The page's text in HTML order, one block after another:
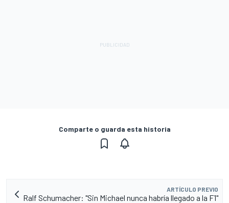
Comparte o guarda esta historia
ARTÍCULO PREVIO
Ralf Schumacher: "Sin Michael nunca habría llegado a la F1"